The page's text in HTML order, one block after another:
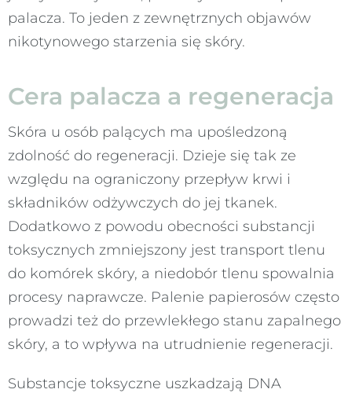
palacza. To jeden z zewnętrznych objawów
nikotynowego starzenia się skóry.
Cera palacza a regeneracja
Skóra u osób palących ma upośledzoną
zdolność do regeneracji. Dzieje się tak ze
względu na ograniczony przepływ krwi i
składników odżywczych do jej tkanek.
Dodatkowo z powodu obecności substancji
toksycznych zmniejszony jest transport tlenu
do komórek skóry, a niedobór tlenu spowalnia
procesy naprawcze. Palenie papierosów często
prowadzi też do przewlekłego stanu zapalnego
skóry, a to wpływa na utrudnienie regeneracji.
Substancje toksyczne uszkadzają DNA